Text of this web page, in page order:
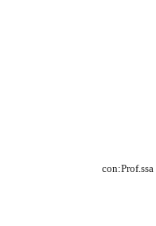
con:Prof.ssa